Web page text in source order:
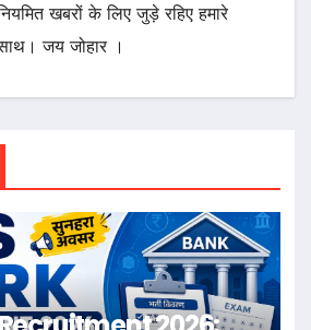
खबरों के लिए जुड़े रहिए हमारे
जय जोहार ।